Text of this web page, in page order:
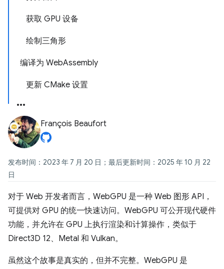
获取 GPU 设备
绘制三角形
编译为 WebAssembly
更新 CMake 设置
François Beaufort
发布时间：2023 年 7 月 20 日；最后更新时间：2025 年 10 月 22
日
对于 Web 开发者而言，WebGPU 是一种 Web 图形 API，
可提供对 GPU 的统一快速访问。WebGPU 可公开现代硬件
功能，并允许在 GPU 上执行渲染和计算操作，类似于
Direct3D 12、Metal 和 Vulkan。
虽然这个故事是真实的，但并不完整。WebGPU 是